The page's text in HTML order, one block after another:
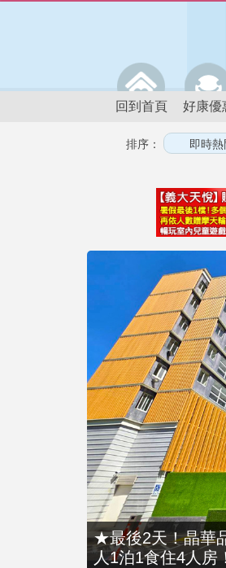
回到首頁 好康優
排序：
★最後2天！晶華
人1泊1食住4人房